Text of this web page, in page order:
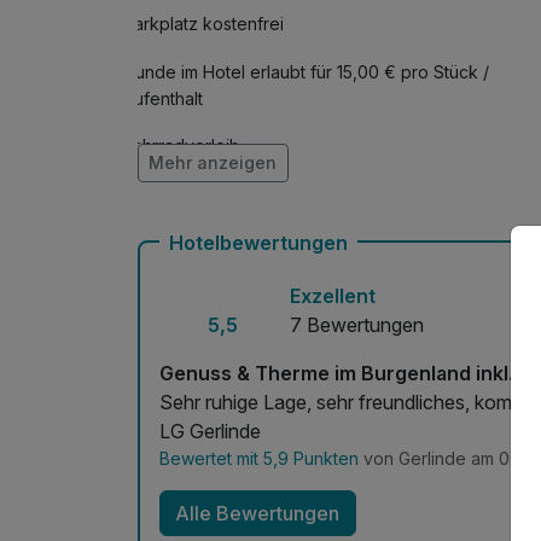
Der Fokus liegt auf der ganzheitlichen
Achtsamkeit und mentalen Techniken.
abzubauen, die Körperhaltung zu verbessern,
fördern. Für Anfänger genauso wie für
Parkplatz kostenfrei
Hunde im Hotel erlaubt für 15,00 € pro Stück /
Aufenthalt
Fahrradverleih
Mehr anzeigen
Hotelbewertungen
5,5
Exzellent
7 Bewertungen
Genuss & Therme im Burgenland inkl.
Sehr ruhige Lage, sehr freundliches,
LG Gerlinde
Bewertet mit 5,9 Punkten von Gerlinde am
Alle Bewertungen